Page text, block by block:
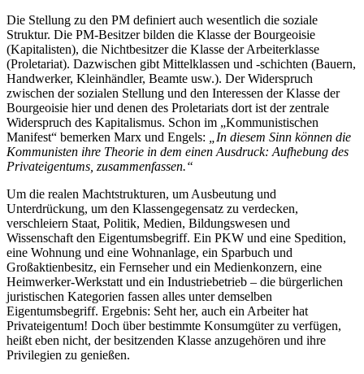
Die Stellung zu den PM definiert auch wesentlich die soziale
Struktur. Die PM-Besitzer bilden die Klasse der Bourgeoisie
(Kapitalisten), die Nichtbesitzer die Klasse der Arbeiterklasse
(Proletariat). Dazwischen gibt Mittelklassen und -schichten (Bauern,
Handwerker, Kleinhändler, Beamte usw.). Der Widerspruch
zwischen der sozialen Stellung und den Interessen der Klasse der
Bourgeoisie hier und denen des Proletariats dort ist der zentrale
Widerspruch des Kapitalismus. Schon im „Kommunistischen
Manifest“ bemerken Marx und Engels:
„In diesem Sinn können die
Kommunisten ihre Theorie in dem einen Ausdruck: Aufhebung des
Privateigentums, zusammenfassen.“
Um die realen Machtstrukturen, um Ausbeutung und
Unterdrückung, um den Klassengegensatz zu verdecken,
verschleiern Staat, Politik, Medien, Bildungswesen und
Wissenschaft den Eigentumsbegriff. Ein PKW und eine Spedition,
eine Wohnung und eine Wohnanlage, ein Sparbuch und
Großaktienbesitz, ein Fernseher und ein Medienkonzern, eine
Heimwerker-Werkstatt und ein Industriebetrieb – die bürgerlichen
juristischen Kategorien fassen alles unter demselben
Eigentumsbegriff. Ergebnis: Seht her, auch ein Arbeiter hat
Privateigentum! Doch über bestimmte Konsumgüter zu verfügen,
heißt eben nicht, der besitzenden Klasse anzugehören und ihre
Privilegien zu genießen.